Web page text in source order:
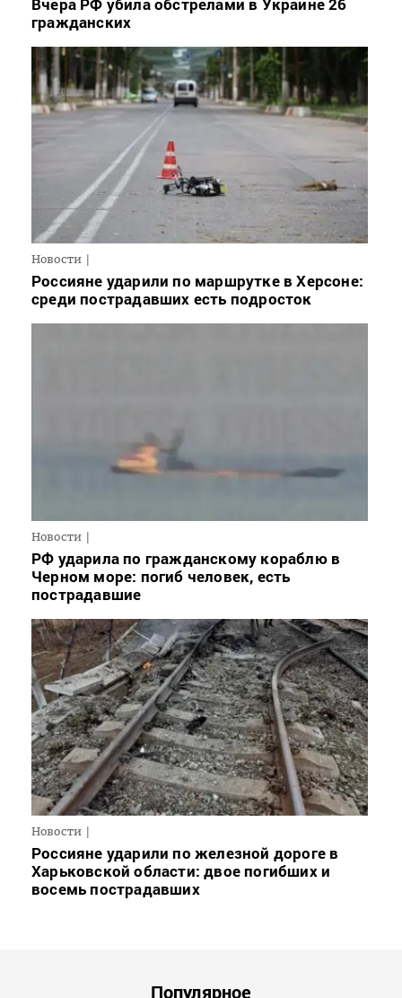
Вчера РФ убила обстрелами в Украине 26
гражданских
Новости
Россияне ударили по маршрутке в Херсоне:
среди пострадавших есть подросток
Новости
РФ ударила по гражданскому кораблю в
Черном море: погиб человек, есть
пострадавшие
Новости
Россияне ударили по железной дороге в
Харьковской области: двое погибших и
восемь пострадавших
Популярное